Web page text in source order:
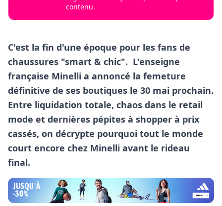
contenu.
C'est la fin d'une époque pour les fans de
chaussures "smart & chic". L'enseigne
française Minelli a annoncé la femeture
définitive de ses boutiques le 30 mai prochain.
Entre liquidation totale, chaos dans le retail
mode et dernières pépites à shopper à prix
cassés, on décrypte pourquoi tout le monde
court encore chez Minelli avant le rideau
final.